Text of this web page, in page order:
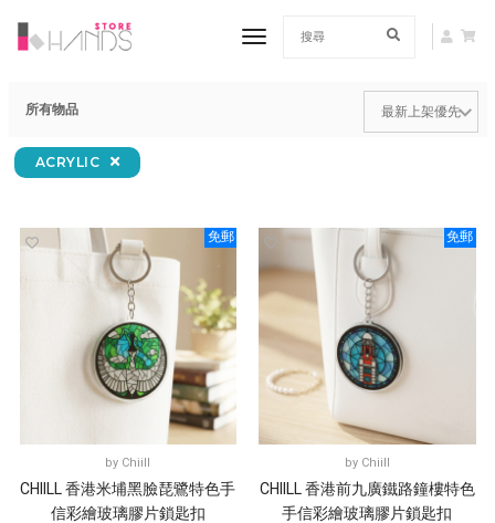
toggle navigation
所有物品
ACRYLIC
免郵
by Chiill
CHIILL 香港米埔黑臉琵鷺特色手
信彩繪玻璃膠片鎖匙扣
免郵
by Chiill
CHIILL 香港前九廣鐵路鐘樓特色
手信彩繪玻璃膠片鎖匙扣